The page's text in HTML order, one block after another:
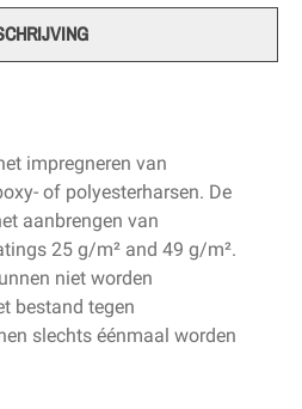
impregneren van
of polyesterharsen. De
aanbrengen van
25 g/m² and 49 g/m².
niet worden
bestand tegen
slechts éénmaal worden